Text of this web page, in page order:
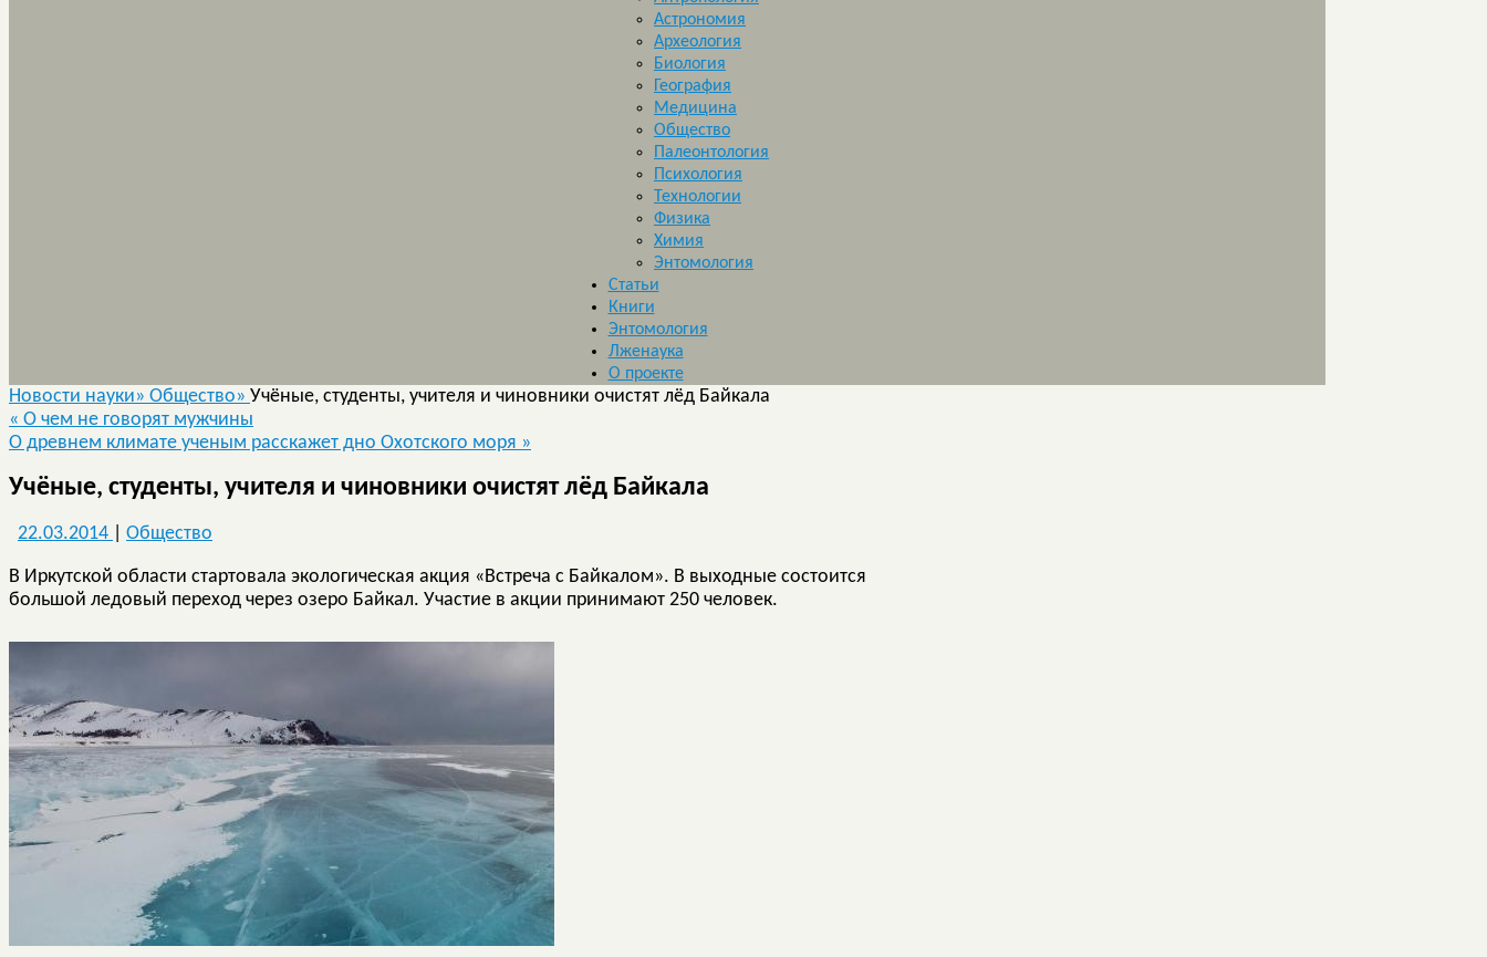
Астрономия
Археология
Биология
География
Медицина
Общество
Палеонтология
Психология
Технологии
Физика
Химия
Энтомология
Статьи
Книги
Энтомология
Лженаука
О проекте
Новости науки» Общество» Учёные, студенты, учителя и чиновники очистят лёд Байкала
« О чем не говорят мужчины
О древнем климате ученым расскажет дно Охотского моря »
Учёные, студенты, учителя и чиновники очистят лёд Байкала
22.03.2014 Общество
В Иркутской области стартовала экологическая акция «Встреча с Байкалом». В выходные состоится
большой ледовый переход через озеро Байкал. Участие в акции принимают 250 человек.